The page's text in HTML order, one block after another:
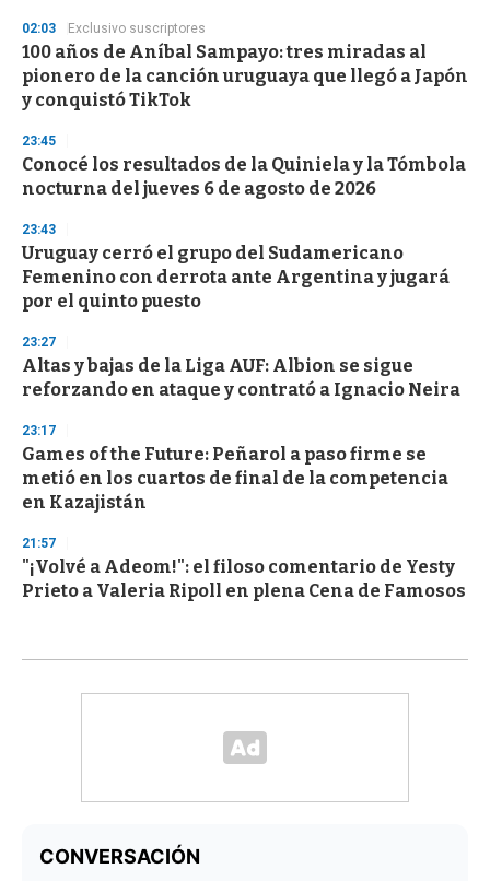
02:03 Exclusivo suscriptores
100 años de Aníbal Sampayo: tres miradas al
pionero de la canción uruguaya que llegó a Japón
y conquistó TikTok
23:45
Conocé los resultados de la Quiniela y la Tómbola
nocturna del jueves 6 de agosto de 2026
23:43
Uruguay cerró el grupo del Sudamericano
Femenino con derrota ante Argentina y jugará
por el quinto puesto
23:27
Altas y bajas de la Liga AUF: Albion se sigue
reforzando en ataque y contrató a Ignacio Neira
23:17
Games of the Future: Peñarol a paso firme se
metió en los cuartos de final de la competencia
en Kazajistán
21:57
"¡Volvé a Adeom!": el filoso comentario de Yesty
Prieto a Valeria Ripoll en plena Cena de Famosos